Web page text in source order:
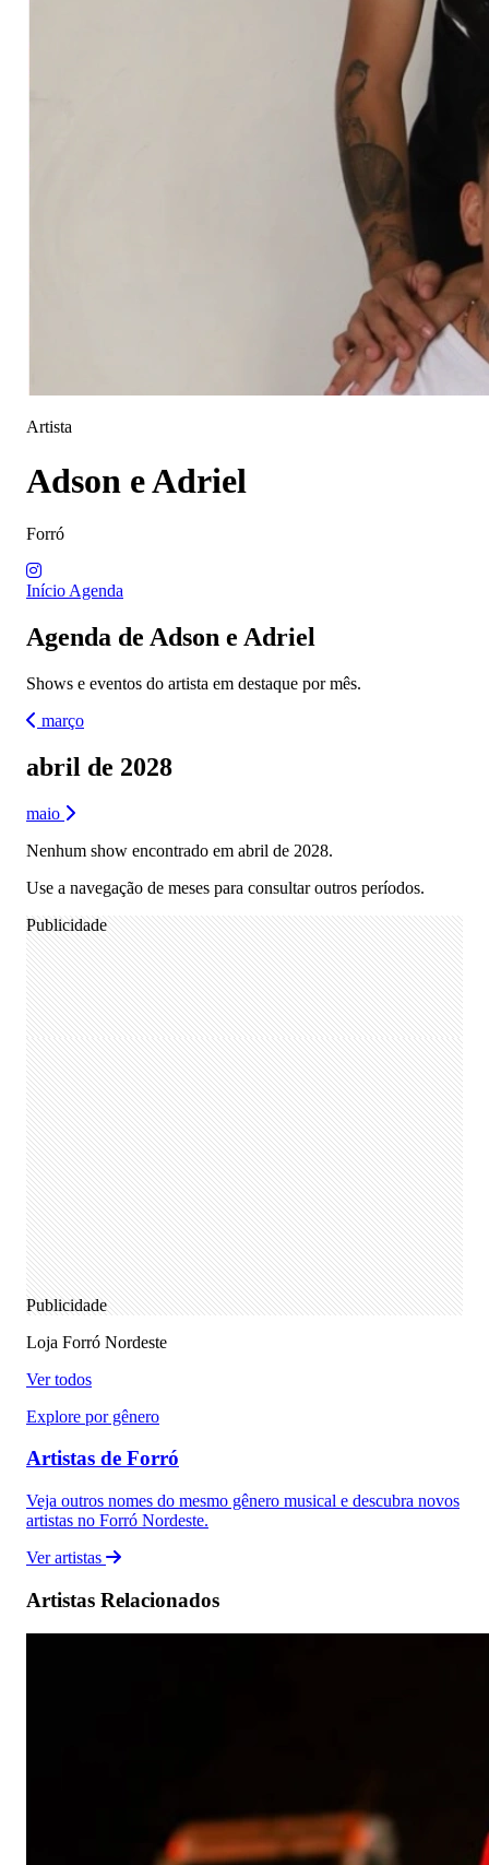
Artista
Adson e Adriel
Forró
Início Agenda
Agenda de Adson e Adriel
Shows e eventos do artista em destaque por mês.
março
abril de 2028
maio
Nenhum show encontrado em abril de 2028.
Use a navegação de meses para consultar outros períodos.
Publicidade
Publicidade
Loja Forró Nordeste
Ver todos
Explore por gênero
Artistas de Forró
Veja outros nomes do mesmo gênero musical e descubra novos
artistas no Forró Nordeste.
Ver artistas
Artistas Relacionados